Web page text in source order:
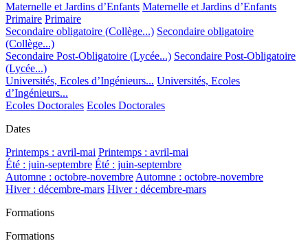
Maternelle et Jardins d’Enfants Maternelle et Jardins d’Enfants
Primaire Primaire
Secondaire obligatoire (Collège...) Secondaire obligatoire
(Collège...)
Secondaire Post-Obligatoire (Lycée...) Secondaire Post-Obligatoire
(Lycée...)
Universités, Ecoles d’Ingénieurs... Universités, Ecoles
d’Ingénieurs...
Ecoles Doctorales Ecoles Doctorales
Dates
Printemps : avril-mai Printemps : avril-mai
Été : juin-septembre Été : juin-septembre
Automne : octobre-novembreAutomne : octobre-novembre
Hiver : décembre-mars Hiver : décembre-mars
Formations
Formations